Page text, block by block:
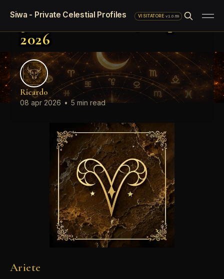
Siwa - Private Celestial Profiles VISITATORE·v1.0.69
Oroscopo LinkedIn del
giorno Mercoledì, 8 Aprile
2026
Ricardo
08 apr 2026 • 5 min read
Ariete